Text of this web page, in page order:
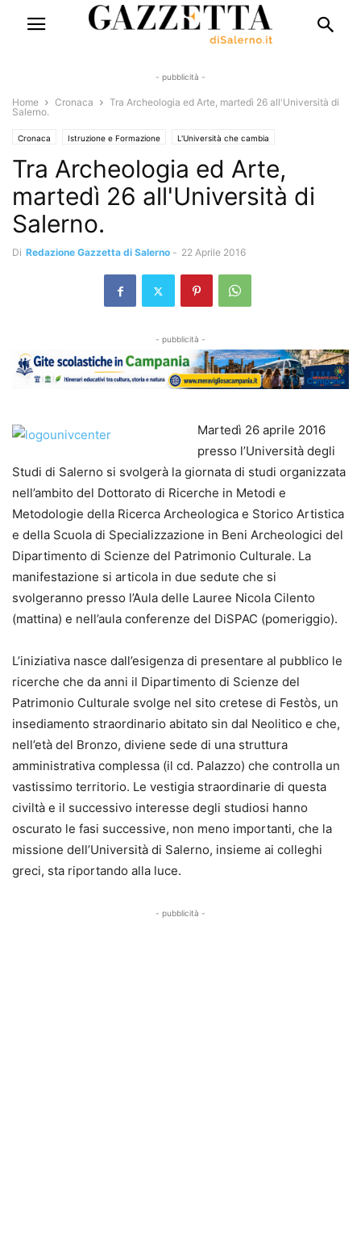
- pubblicità -
Home Cronaca
Tra Archeologia ed Arte, martedì 26 all'Università di
Salerno.
Cronaca Istruzione e Formazione L'Università che cambia
Tra Archeologia ed Arte,
martedì 26 all'Università di
Salerno.
Di Redazione Gazzetta di Salerno - 22 Aprile 2016
- pubblicità -
Martedì 26 aprile 2016
presso l’Università degli
Studi di Salerno si svolgerà la giornata di studi organizzata
nell’ambito del Dottorato di Ricerche in Metodi e
Metodologie della Ricerca Archeologica e Storico Artistica
e della Scuola di Specializzazione in Beni Archeologici del
Dipartimento di Scienze del Patrimonio Culturale. La
manifestazione si articola in due sedute che si
svolgeranno presso l’Aula delle Lauree Nicola Cilento
(mattina) e nell’aula conferenze del DiSPAC (pomeriggio).
L’iniziativa nasce dall’esigenza di presentare al pubblico le
ricerche che da anni il Dipartimento di Scienze del
Patrimonio Culturale svolge nel sito cretese di Festòs, un
insediamento straordinario abitato sin dal Neolitico e che,
nell’età del Bronzo, diviene sede di una struttura
amministrativa complessa (il cd. Palazzo) che controlla un
vastissimo territorio. Le vestigia straordinarie di questa
civiltà e il successivo interesse degli studiosi hanno
oscurato le fasi successive, non meno importanti, che la
missione dell’Università di Salerno, insieme ai colleghi
greci, sta riportando alla luce.
- pubblicità -